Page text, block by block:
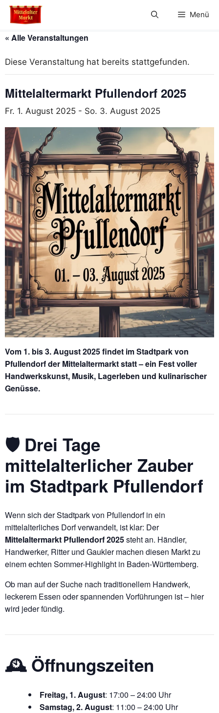
Zum
Inhalt
Menü
« Alle Veranstaltungen
Diese Veranstaltung hat bereits stattgefunden.
Mittelaltermarkt Pfullendorf 2025
Fr. 1. August 2025 - So. 3. August 2025
Vom 1. bis 3. August 2025 findet im Stadtpark von
Pfullendorf der Mittelaltermarkt statt – ein Fest voller
Handwerkskunst, Musik, Lagerleben und kulinarischer
Genüsse.
🛡️ Drei Tage
mittelalterlicher Zauber
im Stadtpark Pfullendorf
Wenn sich der Stadtpark von Pfullendorf in ein
mittelalterliches Dorf verwandelt, ist klar: Der
Mittelaltermarkt Pfullendorf 2025steht an. Händler,
Handwerker, Ritter und Gaukler machen diesen Markt zu
einem echten Sommer-Highlight in Baden-Württemberg.
Ob man auf der Suche nach traditionellem Handwerk,
leckerem Essen oder spannenden Vorführungen ist – hier
wird jeder fündig.
🕰 Öffnungszeiten
Freitag, 1. August: 17:00 – 24:00 Uhr
Samstag, 2. August: 11:00 – 24:00 Uhr